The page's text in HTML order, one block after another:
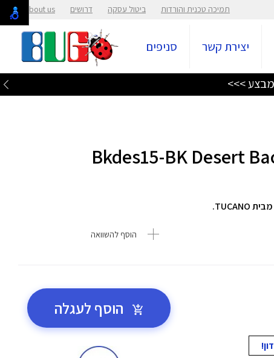
תמיכה טכנית והורדות ביטול עסקה דרושים About us
יצירת קשר סניפים
הוסף להשוואה
הוסף לעגלה